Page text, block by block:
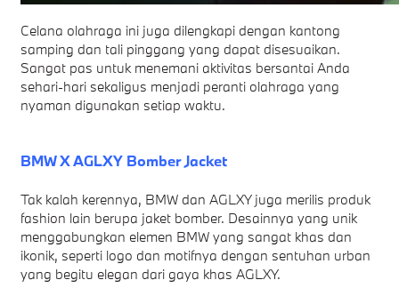
Celana olahraga ini juga dilengkapi dengan kantong
samping dan tali pinggang yang dapat disesuaikan.
Sangat pas untuk menemani aktivitas bersantai Anda
sehari-hari sekaligus menjadi peranti olahraga yang
nyaman digunakan setiap waktu.
BMW X AGLXY Bomber Jacket
Tak kalah kerennya, BMW dan AGLXY juga merilis produk
fashion lain berupa jaket bomber. Desainnya yang unik
menggabungkan elemen BMW yang sangat khas dan
ikonik, seperti logo dan motifnya dengan sentuhan urban
yang begitu elegan dari gaya khas AGLXY.